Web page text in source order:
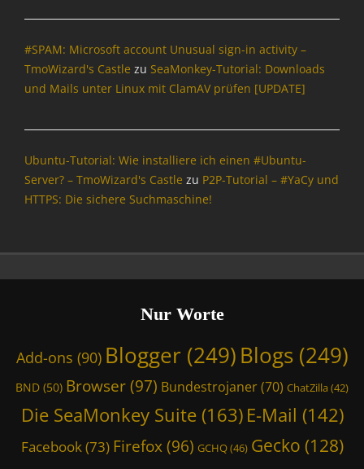
#SPAM: Microsoft account Unusual sign-in activity –
TmoWizard's Castle zu SeaMonkey-Tutorial: Downloads
und Mails unter Linux mit ClamAV prüfen [UPDATE]
Ubuntu-Tutorial: Wie installiere ich einen #Ubuntu-
Server? – TmoWizard's Castle zu P2P-Tutorial – #YaCy und
HTTPS: Die sichere Suchmaschine!
Nur Worte
Add-ons (90) Blogger (249) Blogs(249)
BND (50) Browser (97) Bundestrojaner(70) ChatZilla(42)
Die SeaMonkey Suite(163) E-Mail (142)
Facebook(73) Firefox(96) GCHQ(46) Gecko (128)